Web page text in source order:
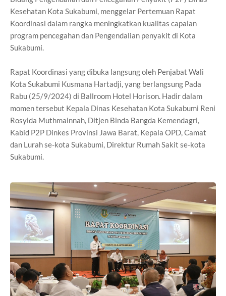
Kesehatan Kota Sukabumi, menggelar Pertemuan Rapat
Koordinasi dalam rangka meningkatkan kualitas capaian
program pencegahan dan Pengendalian penyakit di Kota
Sukabumi.
Rapat Koordinasi yang dibuka langsung oleh Penjabat Wali
Kota Sukabumi Kusmana Hartadji, yang berlangsung Pada
Rabu (25/9/2024) di Ballroom Hotel Horison. Hadir dalam
momen tersebut Kepala Dinas Kesehatan Kota Sukabumi Reni
Rosyida Muthmainnah, Ditjen Binda Bangda Kemendagri,
Kabid P2P Dinkes Provinsi Jawa Barat, Kepala OPD, Camat
dan Lurah se-kota Sukabumi, Direktur Rumah Sakit se-kota
Sukabumi.